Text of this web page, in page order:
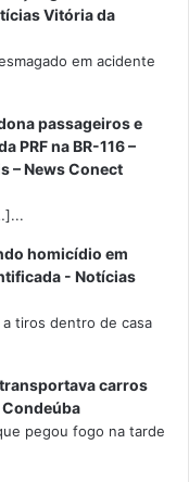
Vitória da
em acidente
passageiros e
PRF na BR-116 –
– News Conect
homicídio em
- Notícias
tiros dentro de casa
carros
pegou fogo na tarde